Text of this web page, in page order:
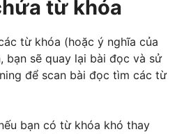
từ khóa
từ khóa (hoặc ý nghĩa của
bạn sẽ quay lại bài đọc và sử
để scan bài đọc tìm các từ
bạn có từ khóa khó thay